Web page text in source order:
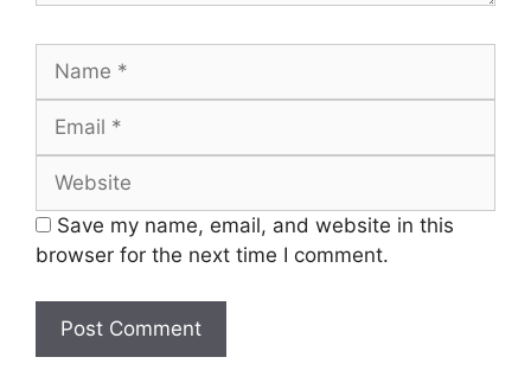
Name
Email
Website
Save my name, email, and website in this
browser for the next time I comment.